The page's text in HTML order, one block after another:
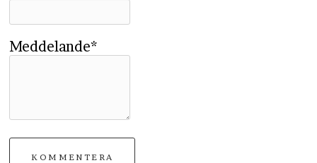
Meddelande*
KOMMENTERA